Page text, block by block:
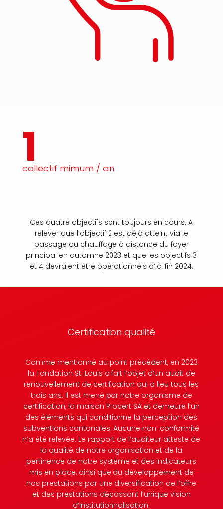
1
collectif mimum / an
Ces quatre objectifs sont toujours en cours. A
relever que l’objectif 2 est déjà atteint via le
passage au chauffage à distance du foyer
principal en automne 2023 et que les objectifs 3
et 4 devraient être opérationnels d’ici fin 2024.
Certification qualité
Comme mentionné au point précédent, en 2023
la Fondation St-Louis a fait l’objet d’un audit de
renouvellement de certification qui a lieu tous les
trois ans. Il est mené par notre organisme de
certification, la maison Procert SA et demeure l’un
des éléments qui conditionne la perception des
subventions cantonales. Aucune non-conformité
n’a été relevée. Le rapport de l’auditeur atteste de
la qualité de notre organisation et de la
pertinence de notre système et des indicateurs
mis en place, ainsi que du développement de
nos prestations par une diversification de l’offre
et des prestations dépassant l’unique vision
d’institutionnalisation.